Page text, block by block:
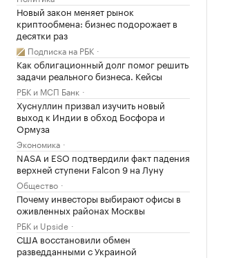
Новый закон меняет рынок
криптообмена: бизнес подорожает в
десятки раз
Подписка на РБК
Как облигационный долг помог решить
задачи реального бизнеса. Кейсы
РБК и МСП Банк
Хуснуллин призвал изучить новый
выход к Индии в обход Босфора и
Ормуза
Экономика
NASA и ESO подтвердили факт падения
верхней ступени Falcon 9 на Луну
Общество
Почему инвесторы выбирают офисы в
оживленных районах Москвы
РБК и Upside
США восстановили обмен
разведданными с Украиной